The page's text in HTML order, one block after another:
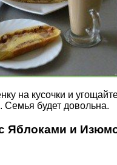
на кусочки и
Семья будет довольна.
Яблоками и